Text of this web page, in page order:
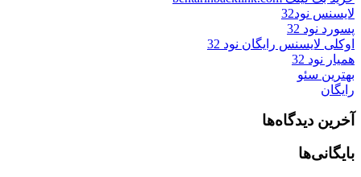
لایسنس نود32
پسورد نود 32
اوکلی لایسنس رایگان نود 32
همیار نود 32
بهترین سئو
رایگان
آخرین دیدگاه‌ها
بایگانی‌ها